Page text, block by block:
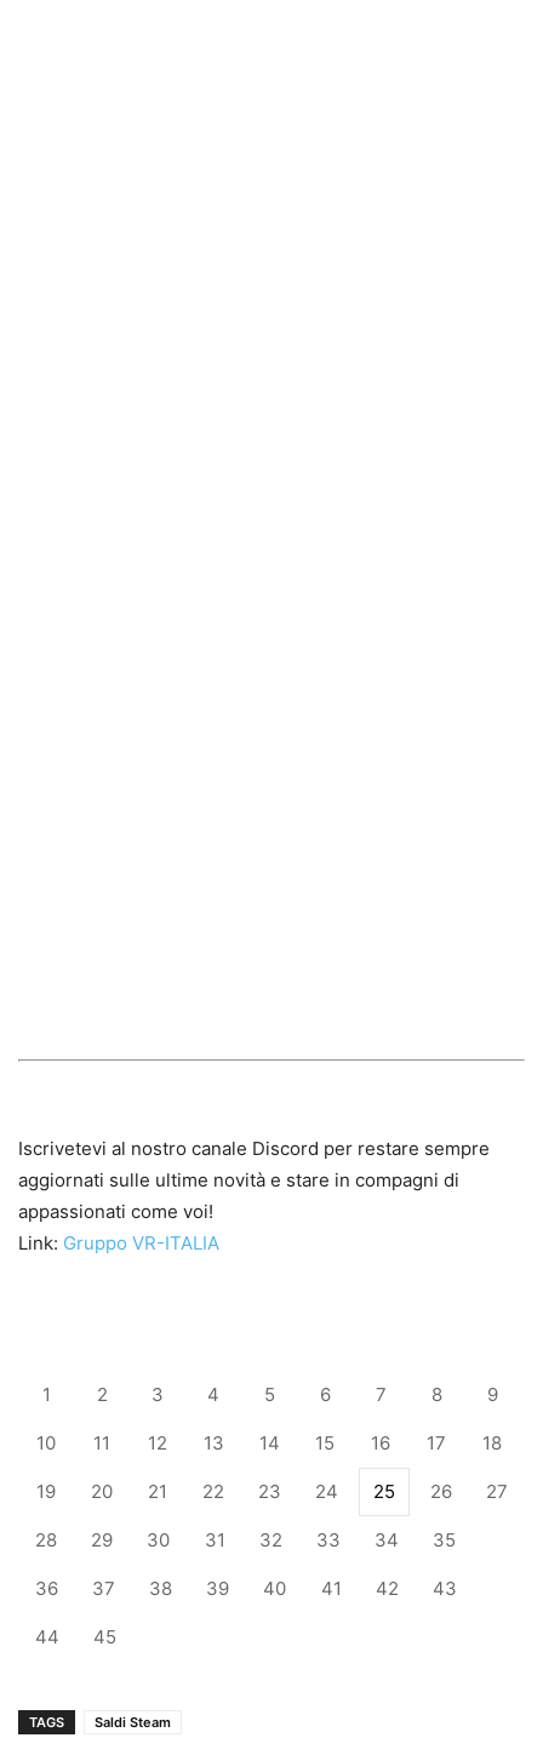
Iscrivetevi al nostro canale Discord per restare sempre
aggiornati sulle ultime novità e stare in compagni di
appassionati come voi!
Link: Gruppo VR-ITALIA
1 2 3 4 5 6 7 8 9
10 11 12 13 14 15 16 17 18
19 20 21 22 23 24 25 26 27
28 29 30 31 32 33 34 35
36 37 38 39 40 41 42 43
44 45
TAGS Saldi Steam